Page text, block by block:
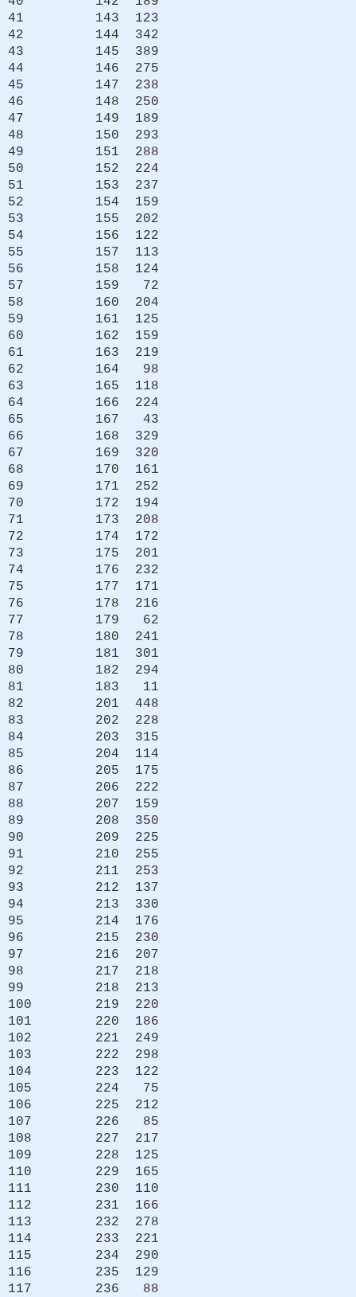
41 143 123
42 144 342
43 145 389
44 146 275
45 147 238
46 148 250
47 149 189
48 150 293
49 151 288
50 152 224
51 153 237
52 154 159
53 155 202
54 156 122
55 157 113
56 158 124
57 159 72
58 160 204
59 161 125
60 162 159
61 163 219
62 164 98
63 165 118
64 166 224
65 167 43
66 168 329
67 169 320
68 170 161
69 171 252
70 172 194
71 173 208
72 174 172
73 175 201
74 176 232
75 177 171
76 178 216
77 179 62
78 180 241
79 181 301
80 182 294
81 183 11
82 201 448
83 202 228
84 203 315
85 204 114
86 205 175
87 206 222
88 207 159
89 208 350
90 209 225
91 210 255
92 211 253
93 212 137
94 213 330
95 214 176
96 215 230
97 216 207
98 217 218
99 218 213
100 219 220
101 220 186
102 221 249
103 222 298
104 223 122
105 224 75
106 225 212
107 226 85
108 227 217
109 228 125
110 229 165
111 230 110
112 231 166
113 232 278
114 233 221
115 234 290
116 235 129
117 236 88